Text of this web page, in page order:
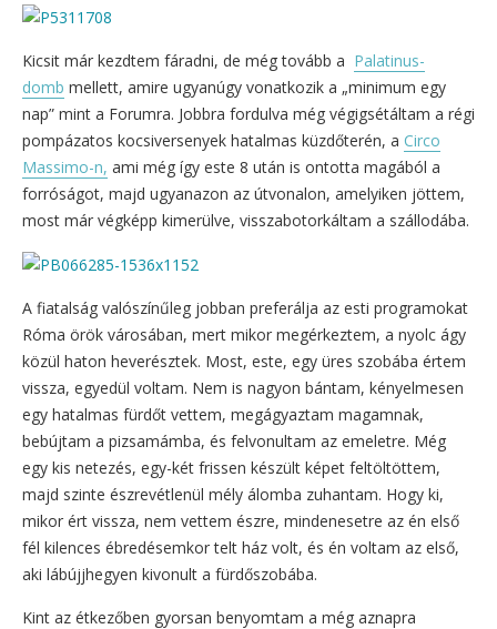
Kicsit már kezdtem fáradni, de még tovább a Palatinus-
domb mellett, amire ugyanúgy vonatkozik a „minimum egy
nap” mint a Forumra. Jobbra fordulva még végigsétáltam a régi
pompázatos kocsiversenyek hatalmas küzdőterén, a Circo
Massimo-n, ami még így este 8 után is ontotta magából a
forróságot, majd ugyanazon az útvonalon, amelyiken jöttem,
most már végképp kimerülve, visszabotorkáltam a szállodába.
A fiatalság valószínűleg jobban preferálja az esti programokat
Róma örök városában, mert mikor megérkeztem, a nyolc ágy
közül haton heverésztek. Most, este, egy üres szobába értem
vissza, egyedül voltam. Nem is nagyon bántam, kényelmesen
egy hatalmas fürdőt vettem, megágyaztam magamnak,
bebújtam a pizsamámba, és felvonultam az emeletre. Még
egy kis netezés, egy-két frissen készült képet feltöltöttem,
majd szinte észrevétlenül mély álomba zuhantam. Hogy ki,
mikor ért vissza, nem vettem észre, mindenesetre az én első
fél kilences ébredésemkor telt ház volt, és én voltam az első,
aki lábújjhegyen kivonult a fürdőszobába.
Kint az étkezőben gyorsan benyomtam a még aznapra